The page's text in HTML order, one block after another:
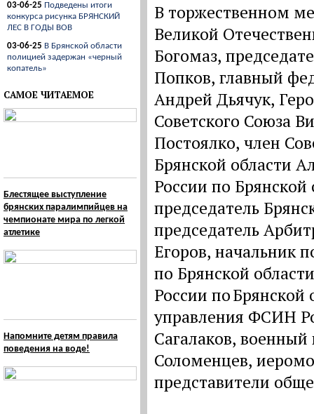
03-06-25 Подведены итоги
конкурса рисунка БРЯНСКИЙ
ЛЕС В ГОДЫ ВОВ
03-06-25 В Брянской области
полицией задержан «черный
копатель»
САМОЕ ЧИТАЕМОЕ
Блестящее выступление
брянских паралимпийцев на
чемпионате мира по легкой
атлетике
Напомните детям правила
поведения на воде!
В торжественном
Великой
Богомаз,
Попков, главный
Андрей Дьячук,
Советского Союза
Постоялко, член
Брянской области
России по Брянской
председатель
председатель
Егоров, начальник
по Брянской
России по
управления ФСИН
Сагалаков,
Соломенцев,
представители